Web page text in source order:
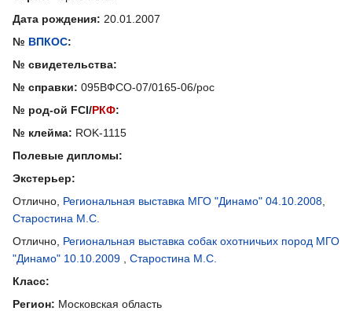
Дата рождения: 20.01.2007
№ ВПКОС:
№ свидетельства:
№ справки: 095ВФСО-07/0165-06/рос
№ род-ой FCI/РКФ:
№ клейма: ROK-1115
Полевые дипломы:
Экстерьер:
Отлично, Региональная выставка МГО "Динамо" 04.10.2008
Старостина М.С.
Отлично, Региональная выставка собак охотничьих пород МГО
"Динамо" 10.10.2009
Старостина М.С.
Класс:
Регион: Московская область